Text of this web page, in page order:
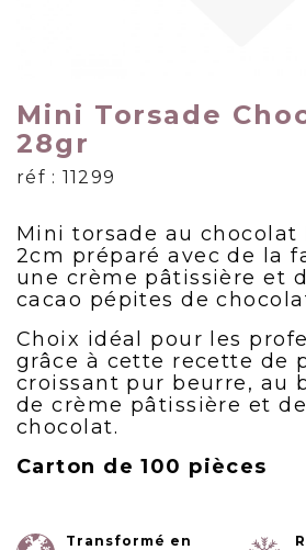
Mini Torsade
28gr
réf : 11299
Mini torsade au chocolat
2cm préparé avec de la
une crème pâtissière et
cacao pépites de
Choix idéal pour les
grâce à cette recette de
croissant pur beurre, au
de crème pâtissière et
chocolat.
Carton de 100 pièces
Transformé en